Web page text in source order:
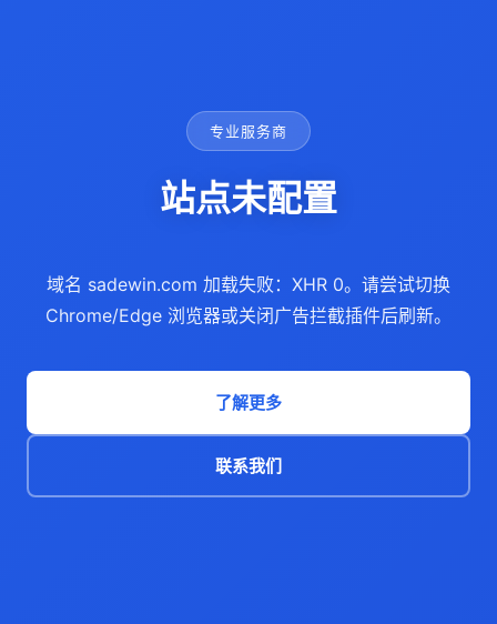
专业服务商
站点未配置
域名 sadewin.com 加载失败：XHR 0。请尝试切换
Chrome/Edge 浏览器或关闭广告拦截插件后刷新。
了解更多
联系我们